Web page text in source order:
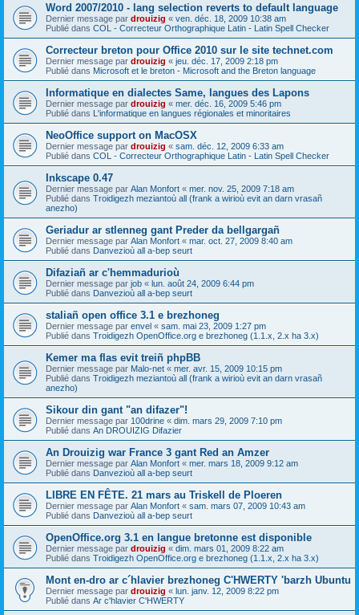
Word 2007/2010 - lang selection reverts to default language
Dernier message par drouizig « ven. déc. 18, 2009 10:38 am
Publié dans COL - Correcteur Orthographique Latin - Latin Spell Checker
Correcteur breton pour Office 2010 sur le site technet.com
Dernier message par drouizig « jeu. déc. 17, 2009 2:18 pm
Publié dans Microsoft et le breton - Microsoft and the Breton language
Informatique en dialectes Same, langues des Lapons
Dernier message par drouizig « mer. déc. 16, 2009 5:46 pm
Publié dans L'informatique en langues régionales et minoritaires
NeoOffice support on MacOSX
Dernier message par drouizig « sam. déc. 12, 2009 6:33 am
Publié dans COL - Correcteur Orthographique Latin - Latin Spell Checker
Inkscape 0.47
Dernier message par Alan Monfort « mer. nov. 25, 2009 7:18 am
Publié dans Troidigezh meziantoù all (frank a wirioù evit an darn vrasañ
anezho)
Geriadur ar stlenneg gant Preder da bellgargañ
Dernier message par Alan Monfort « mar. oct. 27, 2009 8:40 am
Publié dans Danvezioù all a-bep seurt
Difaziañ ar c'hemmadurioù
Dernier message par job « lun. août 24, 2009 6:44 pm
Publié dans Danvezioù all a-bep seurt
staliañ open office 3.1 e brezhoneg
Dernier message par envel « sam. mai 23, 2009 1:27 pm
Publié dans Troidigezh OpenOffice.org e brezhoneg (1.1.x, 2.x ha 3.x)
Kemer ma flas evit treiñ phpBB
Dernier message par Malo-net « mer. avr. 15, 2009 10:15 pm
Publié dans Troidigezh meziantoù all (frank a wirioù evit an darn vrasañ
anezho)
Sikour din gant "an difazer"!
Dernier message par 100drine « dim. mars 29, 2009 7:10 pm
Publié dans An DROUIZIG Difazier
An Drouizig war France 3 gant Red an Amzer
Dernier message par Alan Monfort « mer. mars 18, 2009 9:12 am
Publié dans Danvezioù all a-bep seurt
LIBRE EN FÊTE. 21 mars au Triskell de Ploeren
Dernier message par Alan Monfort « sam. mars 07, 2009 10:43 am
Publié dans Danvezioù all a-bep seurt
OpenOffice.org 3.1 en langue bretonne est disponible
Dernier message par drouizig « dim. mars 01, 2009 8:22 am
Publié dans Troidigezh OpenOffice.org e brezhoneg (1.1.x, 2.x ha 3.x)
Mont en-dro ar c´hlavier brezhoneg C'HWERTY 'barzh Ubuntu
Dernier message par drouizig « lun. janv. 12, 2009 8:22 pm
Publié dans Ar c'hlavier C'HWERTY